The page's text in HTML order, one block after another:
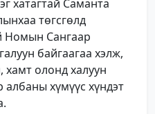
хатагтай Саманта
төгсгөлд
Номын Сангаар
байгаагаа хэлж,
олонд халуун
албаны хүмүүс хүндэт